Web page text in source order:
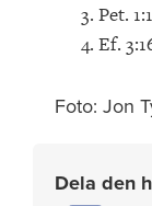
Pet.
Ef.
Foto: Jon
Dela den